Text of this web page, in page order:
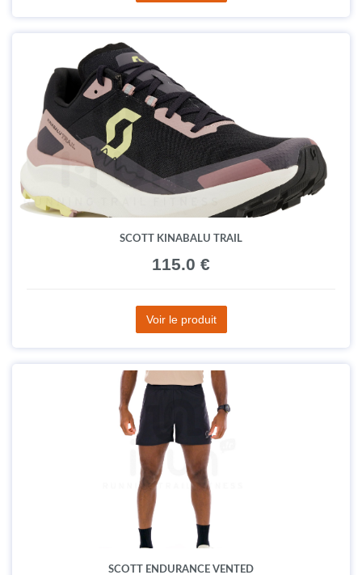
SCOTT KINABALU TRAIL
115.0 €
Voir le produit
SCOTT ENDURANCE VENTED